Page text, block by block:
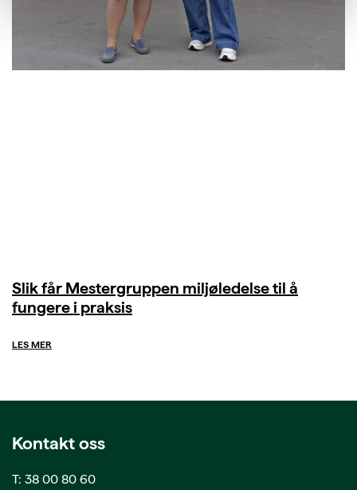
Slik får Mestergruppen miljøledelse til å
fungere i praksis
LES MER
Kontakt oss
T: 38 00 80 60